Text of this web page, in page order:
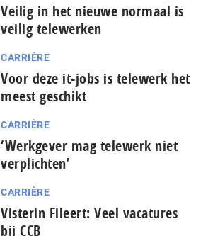
Veilig in het nieuwe normaal is
veilig telewerken
CARRIÈRE
Voor deze it-jobs is telewerk het
meest geschikt
CARRIÈRE
‘Werkgever mag telewerk niet
verplichten’
CARRIÈRE
Visterin Fileert: Veel vacatures
bij CCB